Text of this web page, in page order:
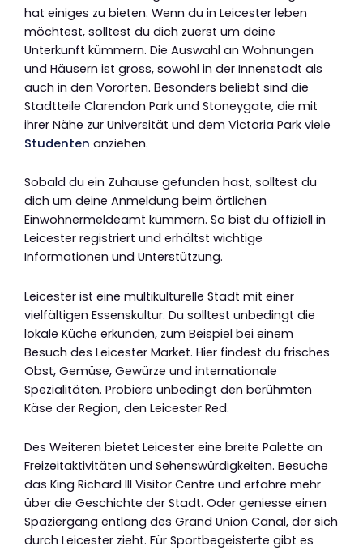
hat einiges zu bieten. Wenn du in Leicester leben
möchtest, solltest du dich zuerst um deine
Unterkunft kümmern. Die Auswahl an Wohnungen
und Häusern ist gross, sowohl in der Innenstadt als
auch in den Vororten. Besonders beliebt sind die
Stadtteile Clarendon Park und Stoneygate, die mit
ihrer Nähe zur Universität und dem Victoria Park viele
Studenten anziehen.
Sobald du ein Zuhause gefunden hast, solltest du
dich um deine Anmeldung beim örtlichen
Einwohnermeldeamt kümmern. So bist du offiziell in
Leicester registriert und erhältst wichtige
Informationen und Unterstützung.
Leicester ist eine multikulturelle Stadt mit einer
vielfältigen Essenskultur. Du solltest unbedingt die
lokale Küche erkunden, zum Beispiel bei einem
Besuch des Leicester Market. Hier findest du frisches
Obst, Gemüse, Gewürze und internationale
Spezialitäten. Probiere unbedingt den berühmten
Käse der Region, den Leicester Red.
Des Weiteren bietet Leicester eine breite Palette an
Freizeitaktivitäten und Sehenswürdigkeiten. Besuche
das King Richard III Visitor Centre und erfahre mehr
über die Geschichte der Stadt. Oder geniesse einen
Spaziergang entlang des Grand Union Canal, der sich
durch Leicester zieht. Für Sportbegeisterte gibt es